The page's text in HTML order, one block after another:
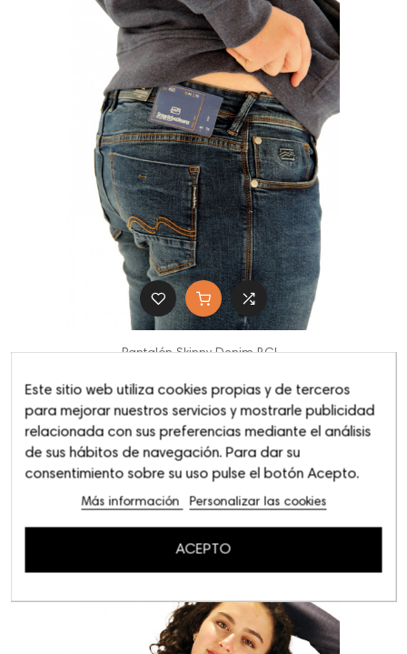
Pantalón Skinny Denim BCI...
Este sitio web utiliza cookies propias y de terceros
para mejorar nuestros servicios y mostrarle publicidad
relacionada con sus preferencias mediante el análisis
de sus hábitos de navegación. Para dar su
consentimiento sobre su uso pulse el botón Acepto.
Más información Personalizar las cookies
ACEPTO